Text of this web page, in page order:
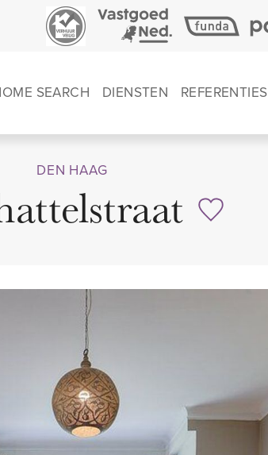
SEARCH DIENSTEN REFERENTIES
DEN HAAG